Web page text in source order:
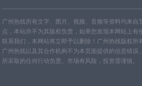
网站地图 TXT
广州热线所有文字、图片、视频、音频等资料均来自
点，本站亦不为其版权负责，如果您发现本网站上有
联系我们，本网站将立即予以删除！广州热线版权所
广州热线以及其合作机构不为本页面提供的信息错误
所采取的任何行动负责。市场有风险，投资需谨慎。